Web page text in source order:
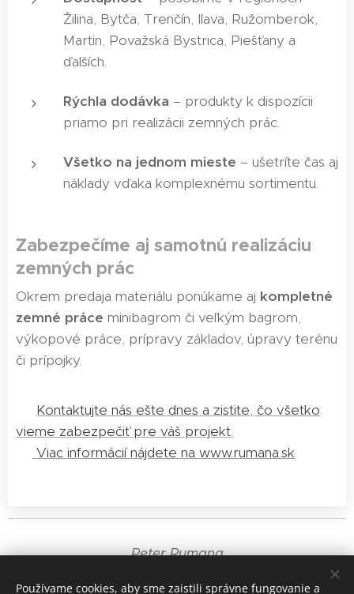
Žilina, Bytča, Trenčín, Ilava, Ružomberok,
Martin, Považská Bystrica, Piešťany a
ďalších.
Rýchla dodávka – produkty k dispozícii
priamo pri realizácii zemných prác.
Všetko na jednom mieste – ušetríte čas aj
náklady vďaka komplexnému sortimentu.
Zabezpečíme aj samotnú realizáciu
zemných prác
Okrem predaja materiálu ponúkame aj kompletné
zemné práce minibagrom či veľkým bagrom,
výkopové práce, prípravy základov, úpravy terénu
či prípojky.
Kontaktujte nás ešte dnes a zistite, čo všetko
vieme zabezpečiť pre váš projekt.
Viac informácií nájdete na www.rumana.sk
Peter Rumana
Používame cookies, aby sme zaistili správne fungovanie a